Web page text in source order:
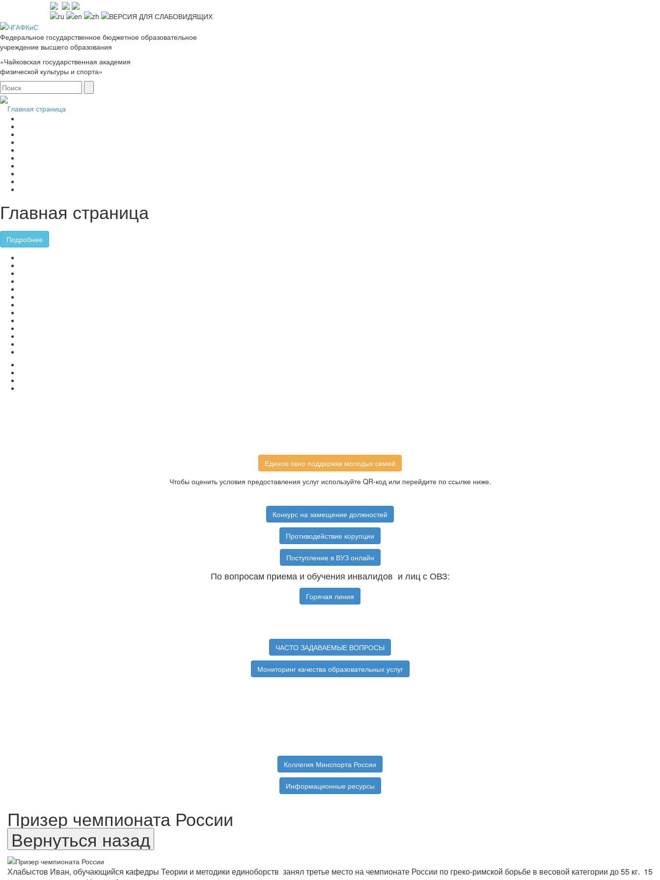
Федеральное государственное бюджетное образовательное
учреждение высшего образования
«Чайковская государственная академия
физической культуры и спорта»
Главная страница
Главная страница
Подробнее
Единое окно поддержки молодых семей
Чтобы оценить условия предоставления услуг используйте QR-код или перейдите по ссылке ниже.
Конкурс на замещение должностей
Противодействие корупции
Поступление в ВУЗ онлайн
По вопросам приема и обучения инвалидов и лиц с ОВЗ:
Горячая линия
ЧАСТО ЗАДАВАЕМЫЕ ВОПРОСЫ
Мониторинг качества образовательных услуг
Коллегия Минспорта России
Информационные ресурсы
Призер чемпионата России
Хлабыстов Иван, обучающийся кафедры Теории и методики единоборств занял третье место на чемпионате России по греко-римской борьбе в весовой категории до 55 кг. 15